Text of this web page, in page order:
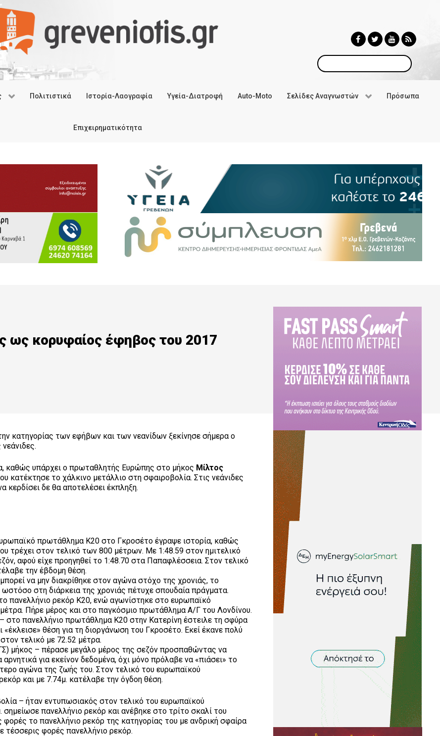
Αναζήτηση
Πολιτιστικά Ιστορία-Λαογραφία Υγεία-Διατροφή Auto-Moto Σελίδες Αναγνωστών Πρόσωπα
Επιχειρηματικότητα
ως κορυφαίος έφηβος του 2017
κατηγορίας των εφήβων και των νεανίδων ξεκίνησε σήμερα ο
καθώς υπάρχει ο πρωταθλητής Ευρώπης στο μήκος Μίλτος
κατέκτησε το χάλκινο μετάλλιο στη σφαιροβολία. Στις νεάνιδες
κερδίσει δε θα αποτελέσει έκπληξη.
πρωτάθλημα Κ20 στο Γκροσέτο έγραψε ιστορία, καθώς
τρέχει στον τελικό των 800 μέτρων. Με 1:48.59 στον ημιτελικό
αφού είχε προηγηθεί το 1:48.70 στα Παπαφλέσσεια. Στον τελικό
την έβδομη θέση.
να μην διακρίθηκε στον αγώνα στόχο της χρονιάς, το
στη διάρκεια της χρονιάς πέτυχε σπουδαία πράγματα.
πανελλήνιο ρεκόρ Κ20, ενώ αγωνίστηκε στο ευρωπαϊκό
Πήρε μέρος και στο παγκόσμιο πρωτάθλημα Α/Γ του Λονδίνου.
πανελλήνιο πρωτάθλημα Κ20 στην Κατερίνη έστειλε τη σφύρα
θέση για τη διοργάνωση του Γκροσέτο. Εκεί έκανε πολύ
τελικό με 72.52 μέτρα.
μήκος – πέρασε μεγάλο μέρος της σεζόν προσπαθώντας να
για εκείνον δεδομένα, όχι μόνο πρόλαβε να «πιάσει» το
αγώνα της ζωής του. Στον τελικό του ευρωπαϊκού
και με 7.74μ. κατέλαβε την όγδοη θέση.
– ήταν εντυπωσιακός στον τελικό του ευρωπαϊκού
πανελλήνιο ρεκόρ και ανέβηκε στο τρίτο σκαλί του
το πανελλήνιο ρεκόρ της κατηγορίας του με ανδρική σφαίρα
τέσσερις φορές πανελλήνιο ρεκόρ.